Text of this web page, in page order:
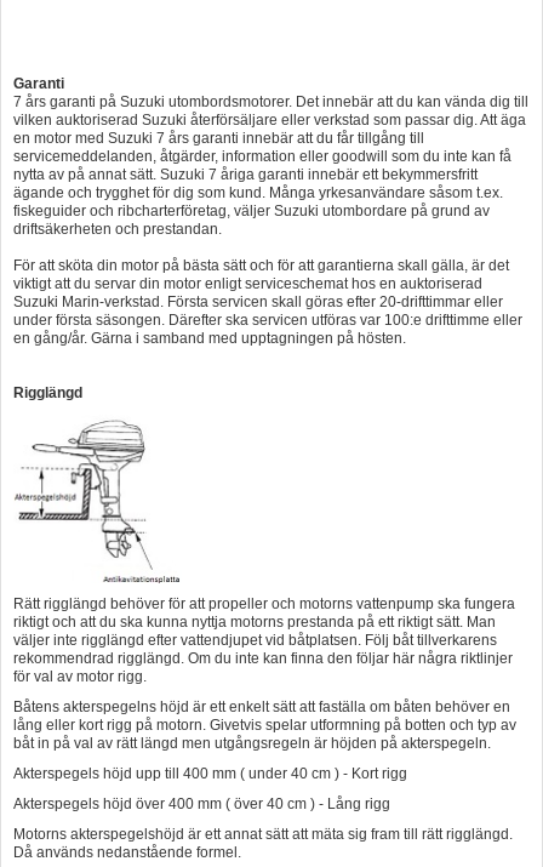
Garanti
7 års garanti på Suzuki utombordsmotorer. Det innebär att du kan vända dig till
vilken auktoriserad Suzuki återförsäljare eller verkstad som passar dig. Att äga
en motor med Suzuki 7 års garanti innebär att du får tillgång till
servicemeddelanden, åtgärder, information eller goodwill som du inte kan få
nytta av på annat sätt. Suzuki 7 åriga garanti innebär ett bekymmersfritt
ägande och trygghet för dig som kund. Många yrkesanvändare såsom t.ex.
fiskeguider och ribcharterföretag, väljer Suzuki utombordare på grund av
driftsäkerheten och prestandan.
För att sköta din motor på bästa sätt och för att garantierna skall gälla, är det
viktigt att du servar din motor enligt serviceschemat hos en auktoriserad
Suzuki Marin-verkstad. Första servicen skall göras efter 20-drifttimmar eller
under första säsongen. Därefter ska servicen utföras var 100:e drifttimme eller
en gång/år. Gärna i samband med upptagningen på hösten.
Rigglängd
Rätt rigglängd behöver för att propeller och motorns vattenpump ska fungera
riktigt och att du ska kunna nyttja motorns prestanda på ett riktigt sätt. Man
väljer inte rigglängd efter vattendjupet vid båtplatsen. Följ båt tillverkarens
rekommendrad rigglängd. Om du inte kan finna den följar här några riktlinjer
för val av motor rigg.
Båtens akterspegelns höjd är ett enkelt sätt att faställa om båten behöver en
lång eller kort rigg på motorn. Givetvis spelar utformning på botten och typ av
båt in på val av rätt längd men utgångsregeln är höjden på akterspegeln.
Akterspegels höjd upp till 400 mm ( under 40 cm ) - Kort rigg
Akterspegels höjd över 400 mm ( över 40 cm ) - Lång rigg
Motorns akterspegelshöjd är ett annat sätt att mäta sig fram till rätt rigglängd.
Då används nedanstående formel.